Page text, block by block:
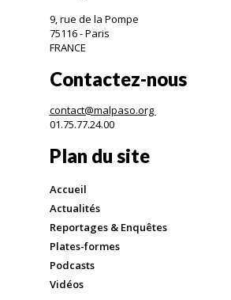
9, rue de la Pompe
75116 - Paris
FRANCE
Contactez-nous
contact@malpaso.org
01.75.77.24.00
Plan du site
Accueil
Actualités
Reportages & Enquêtes
Plates-formes
Podcasts
Vidéos